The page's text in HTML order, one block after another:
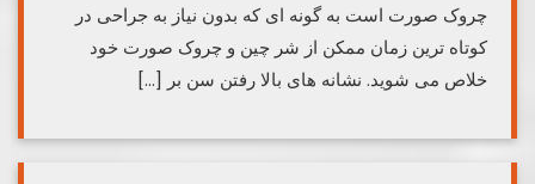
چروک صورت است به گونه ای که بدون نیاز به جراحی در
کوتاه ترین زمان ممکن از شر چین و چروک صورت خود
خلاص می شوید. نشانه‌ های بالا رفتن سن بر […]